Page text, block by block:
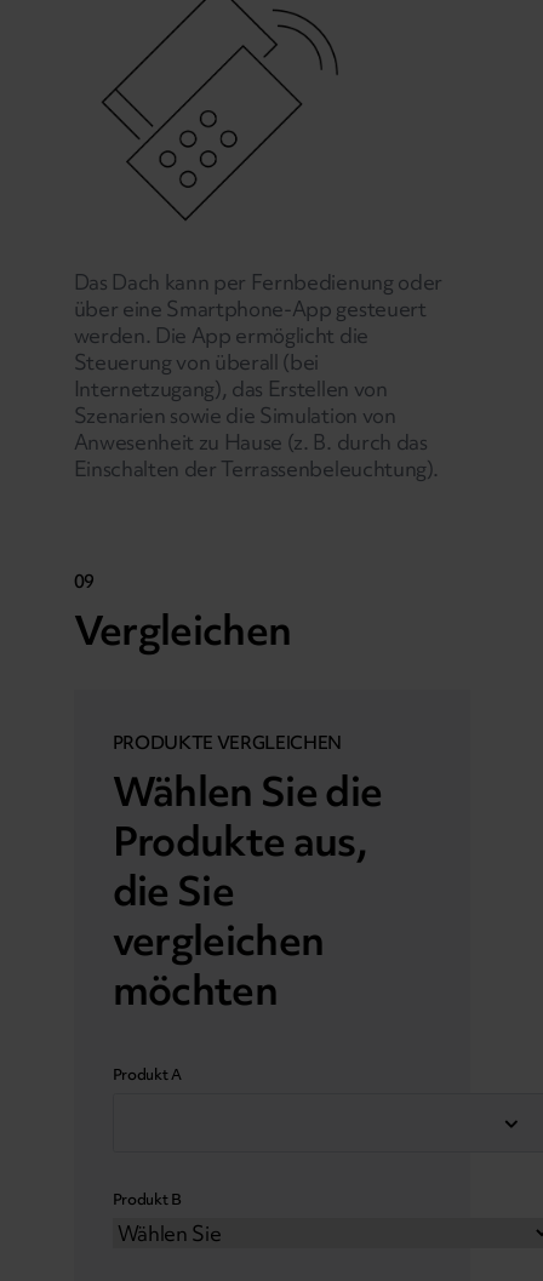
Das Dach kann per Fernbedienung oder
über eine Smartphone-App gesteuert
werden. Die App ermöglicht die
Steuerung von überall (bei
Internetzugang), das Erstellen von
Szenarien sowie die Simulation von
Anwesenheit zu Hause (z. B. durch das
Einschalten der Terrassenbeleuchtung).
09
Vergleichen
PRODUKTE VERGLEICHEN
Wählen Sie die
Produkte aus,
die Sie
vergleichen
möchten
Produkt A
Produkt B